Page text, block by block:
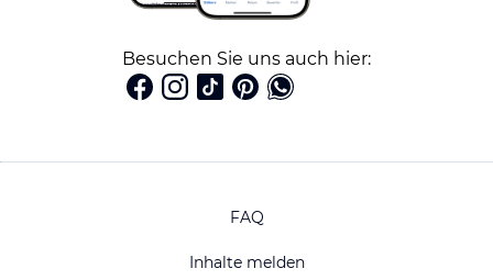
Besuchen Sie uns auch hier:
FAQ
Inhalte melden